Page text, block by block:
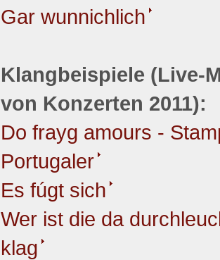
Gar wunnichlich
Klangbeispiele (Live-
von Konzerten 2011):
Do frayg amours -
Portugaler
Es fúgt sich
Wer ist die da
klag